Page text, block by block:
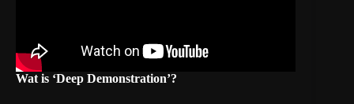
Wat is ‘Deep Demonstration’?